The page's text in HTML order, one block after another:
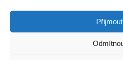
Přijmout
a přidružené subjekty (souhrnně
(rovněž označovaná jako „Deloitte
společností a jejich přidružených
právním subjektem, který není oprávněn
za jinou z těchto členských společností a